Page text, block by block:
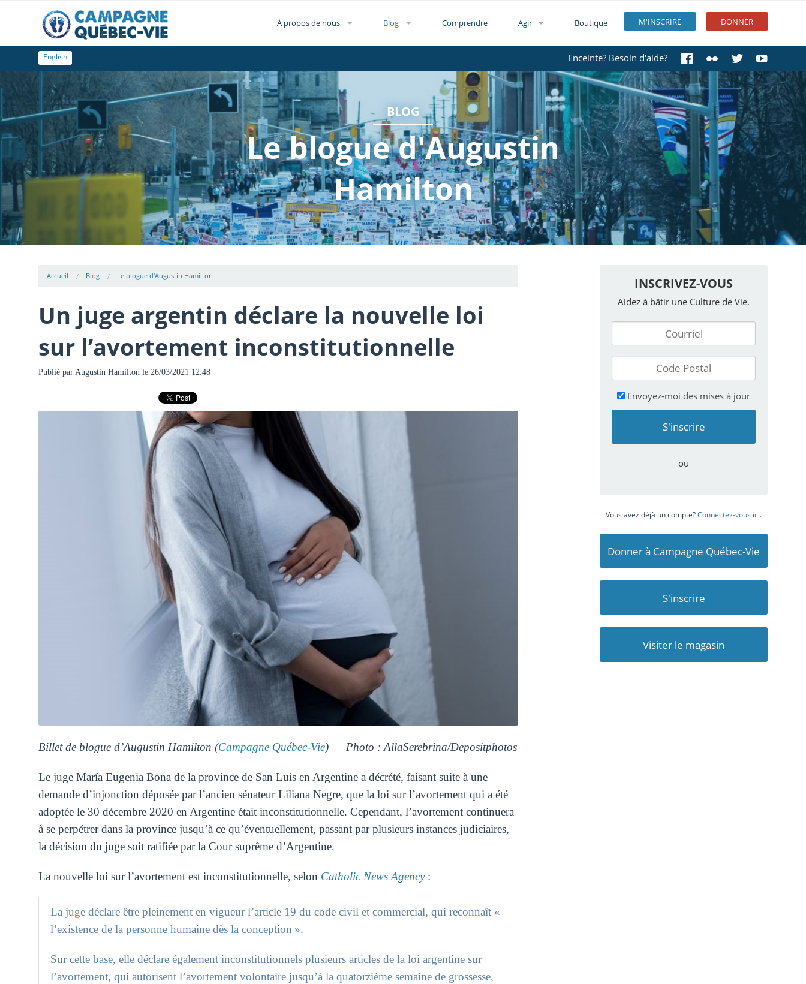
M'INSCRIRE DONNER
À propos de nous Blog Comprendre Agir Boutique
Enceinte? Besoin d'aide?
English
BLOG
Le blogue d'Augustin
Hamilton
Accueil Blog Le blogue d'Augustin Hamilton
Un juge argentin déclare la nouvelle loi
sur l’avortement inconstitutionnelle
Publié par Augustin Hamilton le 26/03/2021 12:48
Billet de blogue d’Augustin Hamilton (Campagne Québec-Vie) ― Photo : AllaSerebrina/Depositphotos
Le juge María Eugenia Bona de la province de San Luis en Argentine a décrété, faisant suite à une
demande d’injonction déposée par l’ancien sénateur Liliana Negre, que la loi sur l’avortement qui a été
adoptée le 30 décembre 2020 en Argentine était inconstitutionnelle. Cependant, l’avortement continuera
à se perpétrer dans la province jusqu’à ce qu’éventuellement, passant par plusieurs instances judiciaires,
la décision du juge soit ratifiée par la Cour suprême d’Argentine.
La nouvelle loi sur l’avortement est inconstitutionnelle, selon Catholic News Agency:
La juge déclare être pleinement en vigueur l’article 19 du code civil et commercial, qui reconnaît «
l’existence de la personne humaine dès la conception ».
Sur cette base, elle déclare également inconstitutionnels plusieurs articles de la loi argentine sur
l’avortement, qui autorisent l’avortement volontaire jusqu’à la quatorzième semaine de grossesse,
INSCRIVEZ-VOUS
Aidez à bâtir une Culture de Vie.
Envoyez-moi des mises à jour
ou
Vous avez déjà un compte?Connectez-vous ici.
Donner à Campagne Québec-Vie
S'inscrire
Visiter le magasin